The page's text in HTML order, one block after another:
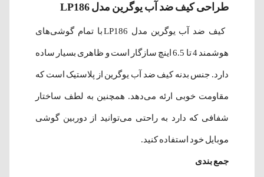
طراحی کیف ضد آب یوگرین مدل LP186
کیف ضد آب یوگرین مدل LP186 با تمام گوشی‌های
هوشمند 4 تا 6.5 اینچ سازگار است و ظاهری بسیار ساده
دارد. جنس بدنه کیف ضد آب یوگرین از پلاستیک است که
مقاومت خوبی ارئه می‌دهد. همچنین به لطف ساختار
شفافی که دارد به راحتی می‌توانید از دوربین‌ گوشی
موبایل خود استفاده کنید.
جمع بندی